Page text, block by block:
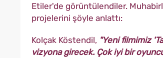
Etiler'de görüntülendiler.
projelerini şöyle anlattı:
Kolçak Köstendil, "Yeni filmimiz
vizyona girecek. Çok iyi bir